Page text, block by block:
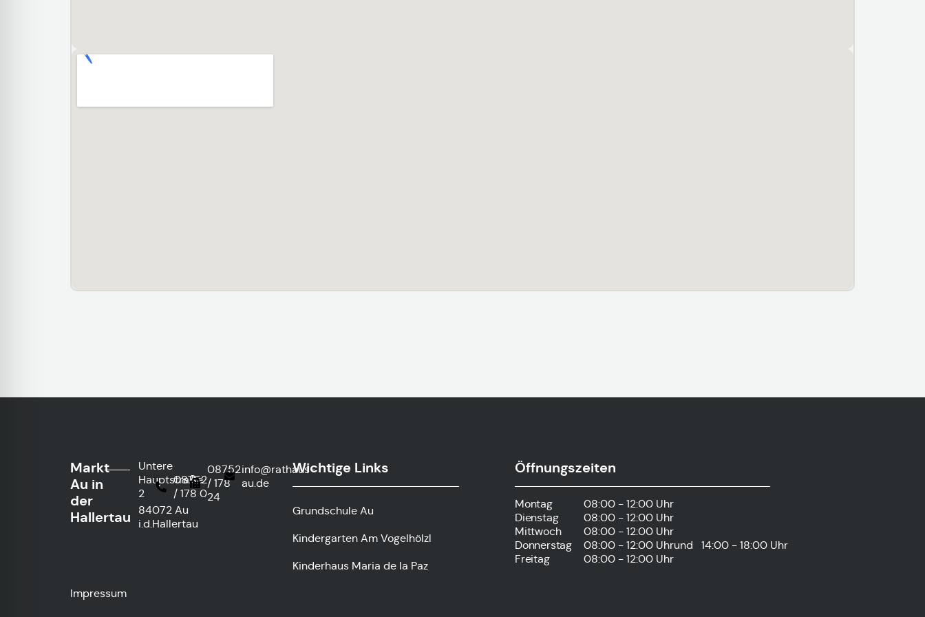
Markt
Au in
der
Hallertau
Untere
Hauptstraße
2
84072 Au
i.d.Hallertau
08752
/ 178 0
08752
/ 178
24
info@rathaus-
au.de
Wichtige Links
Grundschule Au
Kindergarten Am Vogelhölzl
Kinderhaus Maria de la Paz
Öffnungszeiten
Montag
08:00 - 12:00 Uhr
Dienstag
08:00 - 12:00 Uhr
Mittwoch
08:00 - 12:00 Uhr
Donnerstag
08:00 - 12:00 Uhrund
14:00 - 18:00 Uhr
Freitag
08:00 - 12:00 Uhr
Impressum